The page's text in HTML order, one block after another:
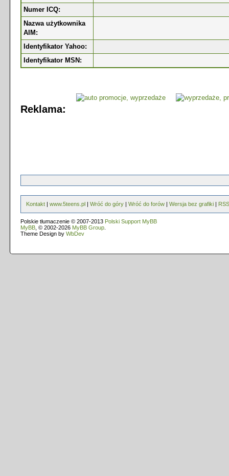
Numer ICQ:
Nazwa użytkownika
AIM:
Identyfikator Yahoo:
Identyfikator MSN:
Reklama:
Kontakt | www.5teens.pl | Wróć do góry | Wróć do forów | Wersja bez grafiki | RSS
Polskie tłumaczenie © 2007-2013 Polski Support MyBB
MyBB , © 2002-2026 MyBB Group
Theme Design by WbDev